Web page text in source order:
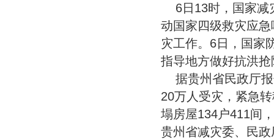
6日13时，国家
动国家四级救灾应
灾工作。6日，国家
指导地方做好抗洪
据贵州省民政厅
20万人受灾，紧急
塌房屋134户411间
贵州省减灾委、民